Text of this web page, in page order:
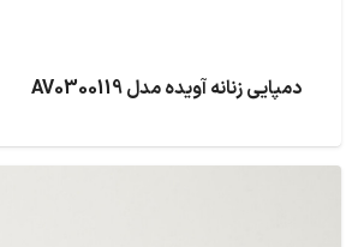
دمپایی زنانه آویده مدل AV0300119